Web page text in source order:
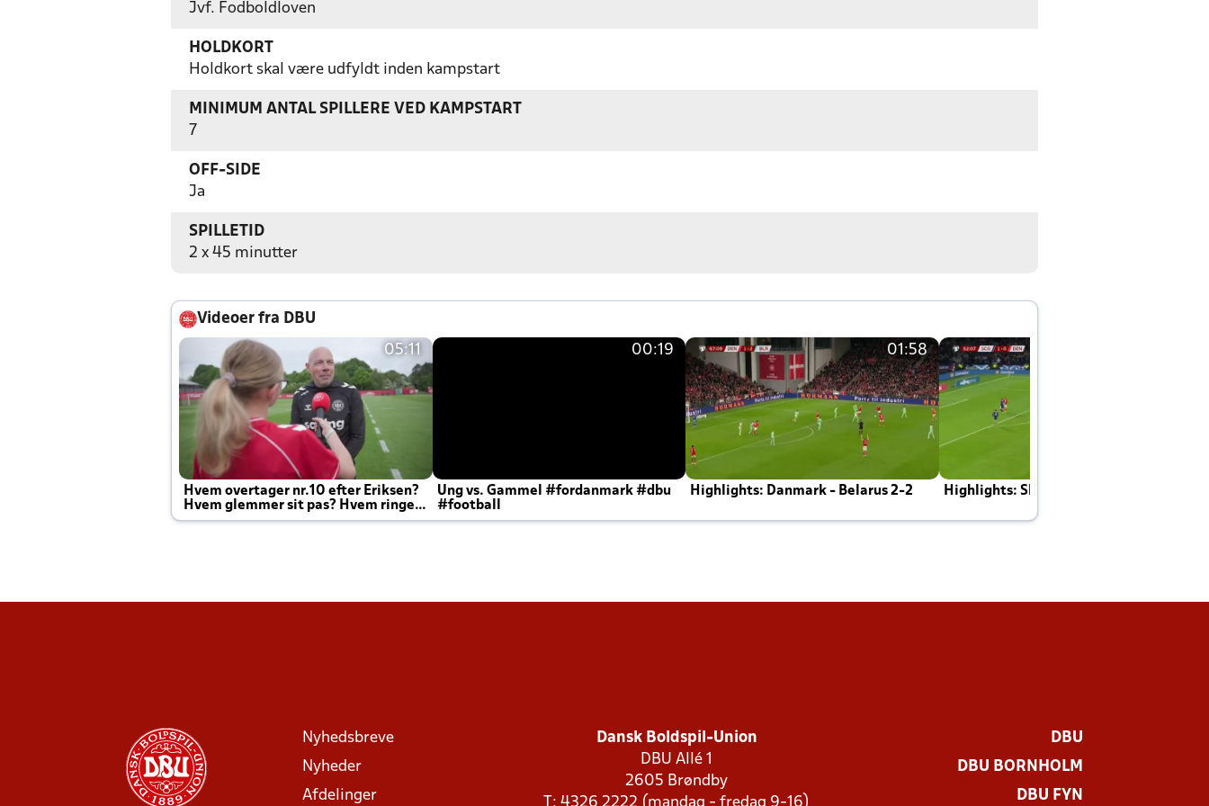
Jvf. Fodboldloven
HOLDKORT
Holdkort skal være udfyldt inden kampstart
MINIMUM ANTAL SPILLERE VED KAMPSTART
7
OFF-SIDE
Ja
SPILLETID
2 x 45 minutter
Videoer fra DBU
05:11
Hvem overtager nr.10 efter Eriksen?
Hvem glemmer sit pas? Hvem ringer
Joachim altid til efter kampe?
00:19
Ung vs. Gammel #fordanmark #dbu
#football
01:58
Highlights: Danmark - Belarus 2-2 Highlights: Skotland - Danmark 4-2
Nyhedsbreve
Nyheder
Afdelinger
Dansk Boldspil-Union
DBU Allé 1
2605 Brøndby
DBU
DBU BORNHOLM
DBU FYN